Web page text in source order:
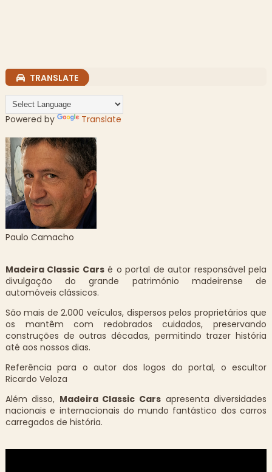
TRANSLATE
Powered by Translate
Paulo Camacho
Madeira Classic Carsé o portal de autor responsável pela
divulgação do grande património madeirense de
automóveis clássicos.
São mais de 2.000 veículos, dispersos pelos proprietários que
os mantêm com redobrados cuidados, preservando
construções de outras décadas, permitindo trazer história
até aos nossos dias.
Referência para o autor dos logos do portal, o escultor
Ricardo Veloza
Além disso, Madeira Classic Cars apresenta diversidades
nacionais e internacionais do mundo fantástico dos carros
carregados de história.